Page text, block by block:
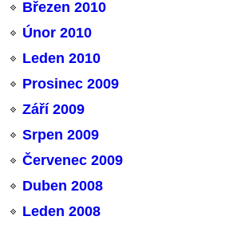
Březen 2010
Únor 2010
Leden 2010
Prosinec 2009
Září 2009
Srpen 2009
Červenec 2009
Duben 2008
Leden 2008